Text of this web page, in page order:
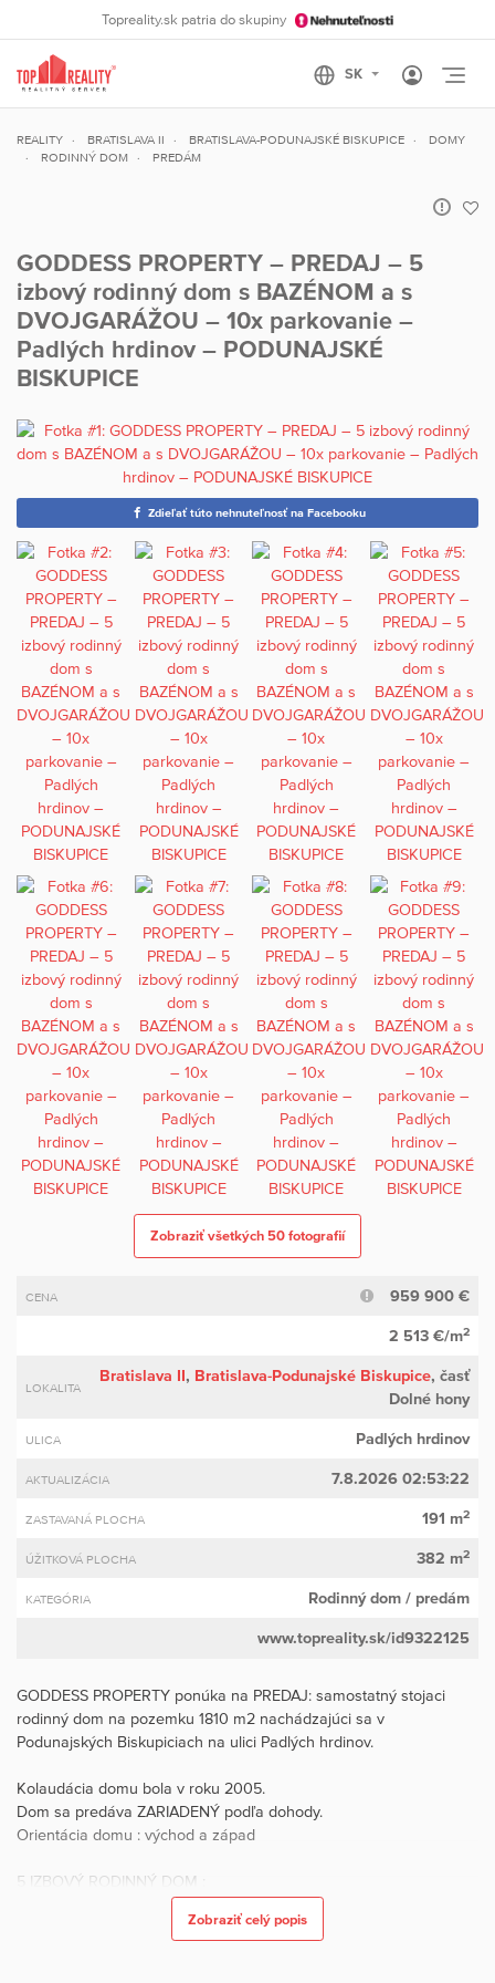
Topreality.sk patria do skupiny
REALITY BRATISLAVA II BRATISLAVA-PODUNAJSKÉ BISKUPICE
DOMY
RODINNÝ DOM
PREDÁM
GODDESS PROPERTY – PREDAJ – 5
izbový rodinný dom s BAZÉNOM a s
DVOJGARÁŽOU – 10x parkovanie –
Padlých hrdinov – PODUNAJSKÉ
BISKUPICE
Zdieľať túto nehnuteľnosť na Facebooku
Zobraziť všetkých 50 fotografií
CENA 959 900 €
2 513 €/m2
LOKALITA
Bratislava II, Bratislava-Podunajské Biskupice, časť
Dolné hony
ULICA Padlých hrdinov
AKTUALIZÁCIA 7.8.2026 02:53:22
ZASTAVANÁ PLOCHA 191 m2
ÚŽITKOVÁ PLOCHA 382 m2
KATEGÓRIA Rodinný dom / predám
www.topreality.sk/id9322125
GODDESS PROPERTY ponúka na PREDAJ: samostatný stojaci
rodinný dom na pozemku 1810 m2 nachádzajúci sa v
Podunajských Biskupiciach na ulici Padlých hrdinov.
Kolaudácia domu bola v roku 2005.
Dom sa predáva ZARIADENÝ podľa dohody.
Orientácia domu : východ a západ
5 IZBOVÝ RODINNÝ DOM :
Podlahová plocha domu : 382 m2
Zobraziť celý popis